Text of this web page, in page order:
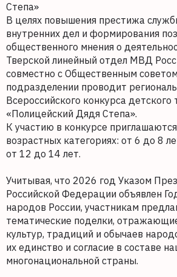
Степа»
В целях повышения престижа
внутренних дел и формирования
общественного мнения о
Тверской линейный отдел МВД
совместно с Общественным
подразделении проводит
Всероссийского конкурса детского
«Полицейский Дядя Степа».
К участию в конкурсе
возрастных категориях: от 6 до 8
от 12 до 14 лет.
Учитывая, что 2026 год Указом
Российской Федерации объявлен
народов России, участникам
тематические поделки,
культур, традиций и обычаев
их единство и согласие в составе
многонациональной страны.